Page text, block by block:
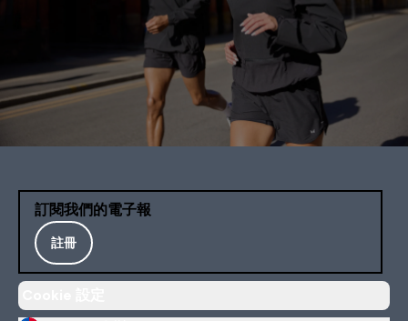
訂閱我們的電子報
註冊